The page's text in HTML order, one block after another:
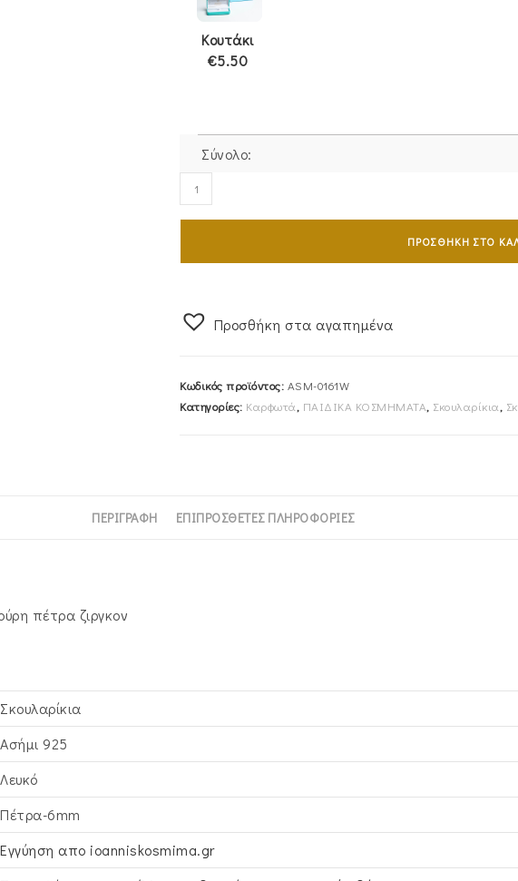
Κουτάκι
€5.50
Σύνολο:
Σκουλαρίκια
Ασημένια
ASM-
ΠΡΟΣΘΉΚΗ ΣΤΟ
Προσθήκη στα αγαπημένα
Κωδικός προϊόντος: ASM-0161W
Κατηγορίες: Καρφωτά, ΠΑΙΔΙΚΑ ΚΟΣΜΗΜΑΤΑ, Σκουλαρίκια,
ΠΕΡΙΓΡΑΦΉ ΕΠΙΠΡΌΣΘΕΤΕΣ ΠΛΗΡΟΦΟΡΊΕΣ
πέτρα ζιργκον
Σκουλαρίκια
Ασήμι 925
Λευκό
Πέτρα-6mm
Εγγύηση απο ioanniskosmima.gr